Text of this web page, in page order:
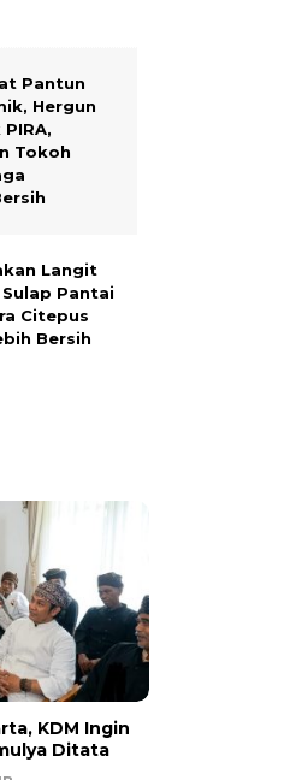
Pantun
Hergun
Tokoh
Langit
Pantai
Citepus
Bersih
KDM Ingin
Ditata